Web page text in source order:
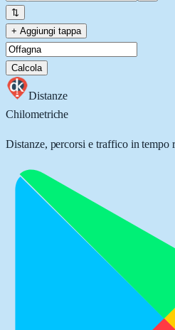
⇅
+ Aggiungi tappa
Calcola
Distanze
Chilometriche
Distanze, percorsi e traffico in tempo